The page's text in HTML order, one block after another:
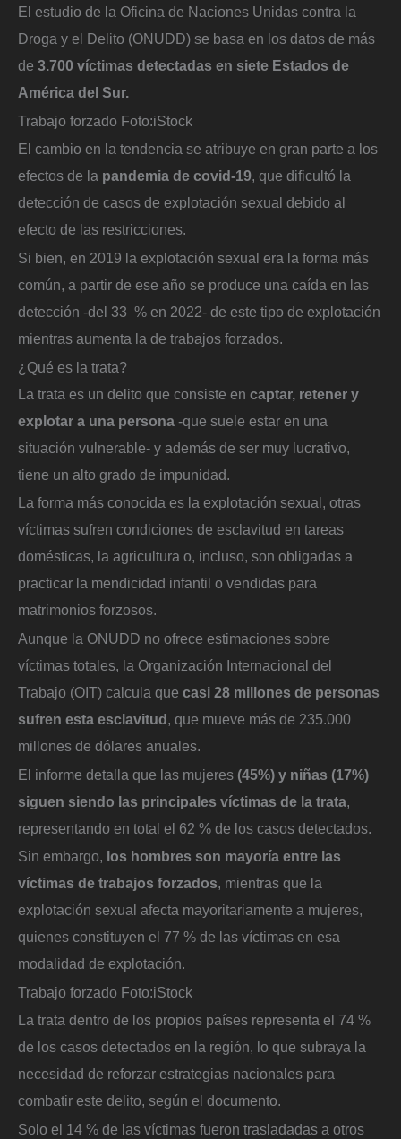
El estudio de la Oficina de Naciones Unidas contra la
Droga y el Delito (ONUDD) se basa en los datos de más
de 3.700 víctimas detectadas en siete Estados de
América del Sur.
Trabajo forzado Foto:iStock
El cambio en la tendencia se atribuye en gran parte a los
efectos de la pandemia de covid-19, que dificultó la
detección de casos de explotación sexual debido al
efecto de las restricciones.
Si bien, en 2019 la explotación sexual era la forma más
común, a partir de ese año se produce una caída en las
detección -del 33 % en 2022- de este tipo de explotación
mientras aumenta la de trabajos forzados.
¿Qué es la trata?
La trata es un delito que consiste en captar, retener y
explotar a una persona -que suele estar en una
situación vulnerable- y además de ser muy lucrativo,
tiene un alto grado de impunidad.
La forma más conocida es la explotación sexual, otras
víctimas sufren condiciones de esclavitud en tareas
domésticas, la agricultura o, incluso, son obligadas a
practicar la mendicidad infantil o vendidas para
matrimonios forzosos.
Aunque la ONUDD no ofrece estimaciones sobre
víctimas totales, la Organización Internacional del
Trabajo (OIT) calcula que casi 28 millones de personas
sufren esta esclavitud, que mueve más de 235.000
millones de dólares anuales.
El informe detalla que las mujeres (45%) y niñas (17%)
siguen siendo las principales víctimas de la trata
representando en total el 62 % de los casos detectados.
Sin embargo, los hombres son mayoría entre las
víctimas de trabajos forzados, mientras que la
explotación sexual afecta mayoritariamente a mujeres,
quienes constituyen el 77 % de las víctimas en esa
modalidad de explotación.
Trabajo forzado Foto:iStock
La trata dentro de los propios países representa el 74 %
de los casos detectados en la región, lo que subraya la
necesidad de reforzar estrategias nacionales para
combatir este delito, según el documento.
Solo el 14 % de las víctimas fueron trasladadas a otros